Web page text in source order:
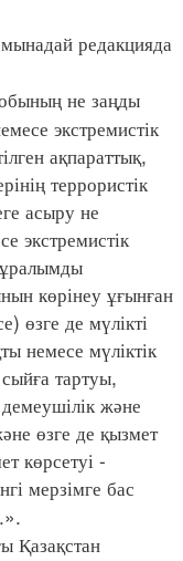
мынадай редакцияда
не заңды
экстремистік
ақпараттық,
террористік
асыру не
экстремистік
көрінеу ұғынған
өзге де мүлікті
немесе мүліктік
тартуы,
және
өзге де қызмет
көрсетуі -
мерзімге бас